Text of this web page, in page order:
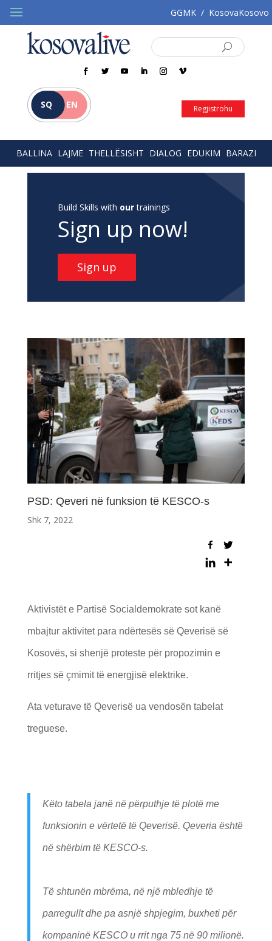
GGMK / KosovaKosovo
SQ EN Regjistrohu
BALLINA LAJME THELLËSISHT DIALOG EDUKIM BARAZI
Build Skills with ourtrainings
Sign up now!
Sign up
PSD: Qeveri në funksion të KESCO-s
Shk 7, 2022
Aktivistët e Partisë Socialdemokrate sot kanë
mbajtur aktivitet para ndërtesës së Qeverisë së
Kosovës, si shenjë proteste për propozimin e
rritjes së çmimit të energjisë elektrike.
Ata veturave të Qeverisë ua vendosën tabelat
treguese.
Këto tabela janë në përputhje të plotë me
funksionin e vërtetë të Qeverisë. Qeveria është
në shërbim të KESCO-s.
Të shtunën mbrëma, në një mbledhje të
parregullt dhe pa asnjë shpjegim, buxheti për
kompaninë KESCO u rrit nga 75 në 90 milionë.